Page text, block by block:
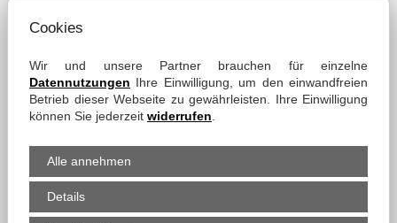
PRODUKT-EIGENSCHAFTEN
- bis +150 °C mit Nylon-Spirale
Abbildung ähnlich
- bis +250 °C mit PTFE-Spirale
Cookies
Wir und unsere Partner brauchen für einzelne
Datennutzungen Ihre Einwilligung, um den einwandfreien
Betrieb dieser Webseite zu gewährleisten. Ihre Einwilligung
können Sie jederzeit widerrufen
Alle annehmen
Details